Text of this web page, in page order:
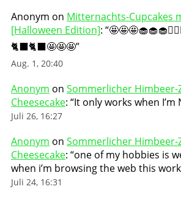
Anonym on Mitternachts-Cupcakes
[Halloween Edition]: “
🐈‍⬛🐈‍⬛🤩🤩🤩”
Aug. 1, 20:40
Anonym on Sommerlicher
Cheesecake: “It only works when I’m
Juli 26, 16:27
Anonym on Sommerlicher
Cheesecake: “one of my hobbies is
when i’m browsing the web this
Juli 24, 16:31